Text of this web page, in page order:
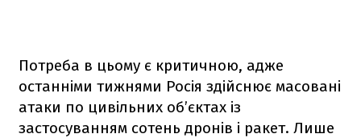
Потреба в цьому є критичною, адже
останніми тижнями Росія здійснює масовані
атаки по цивільних об’єктах із
застосуванням сотень дронів і ракет. Лише